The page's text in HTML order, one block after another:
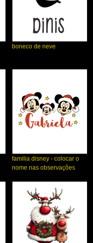
boneco de neve
familia disney - colocar o
nome nas observações